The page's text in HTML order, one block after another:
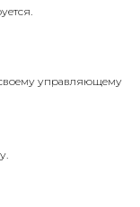
своему управляющему